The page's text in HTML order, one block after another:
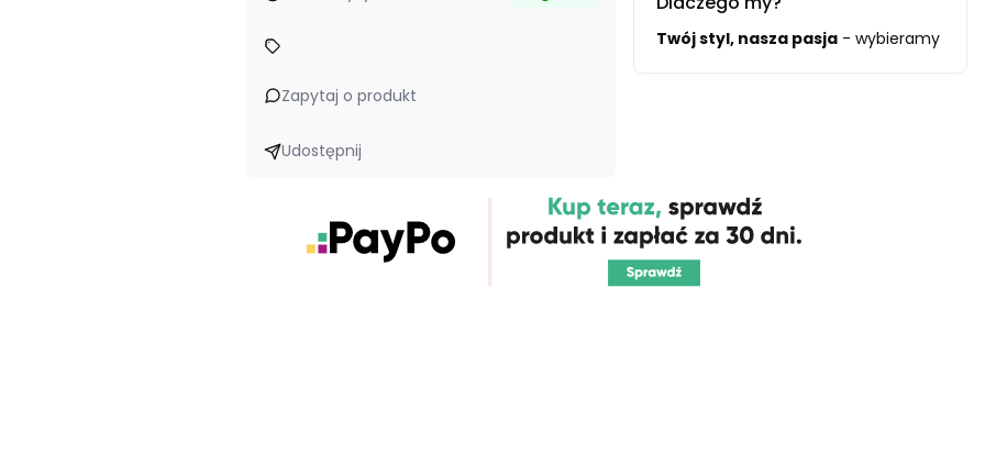
Zapytaj o produkt
Udostępnij
- bo wierzymy, że tworzenie powinno iść w parze z wygodą i oszczędnościami. Twój styl, nasza pasja - wybieramy tylko